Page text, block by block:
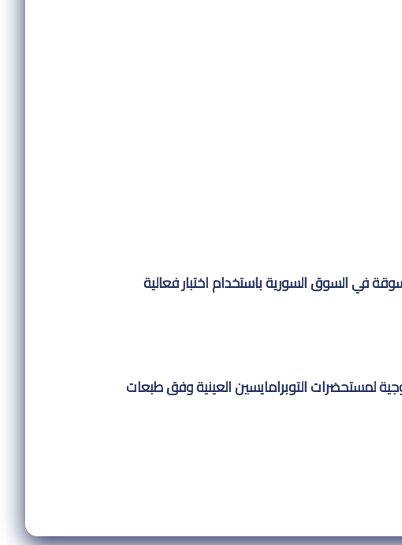
في السوق السورية باستخدام اختبار فعالية
لمستحضرات التوبرامايسين العينية وفق طبعات